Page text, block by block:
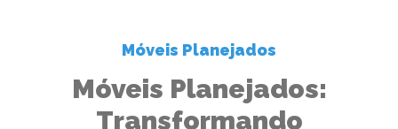
Móveis Planejados
Móveis Planejados:
Transformando